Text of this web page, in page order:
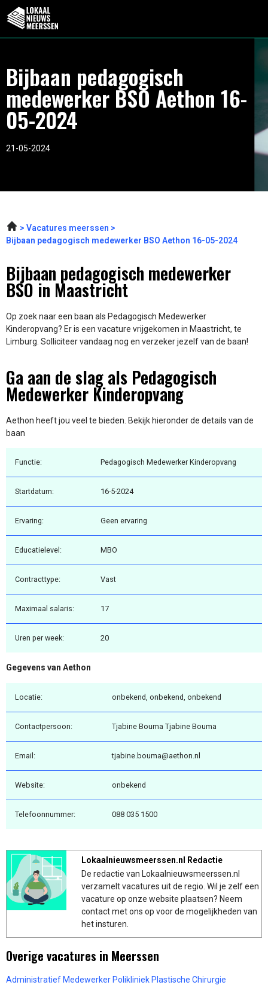
Bijbaan pedagogisch
medewerker BSO Aethon 16-
05-2024
21-05-2024
Vacatures meerssen
Bijbaan pedagogisch medewerker BSO Aethon 16-05-2024
Bijbaan pedagogisch medewerker
BSO in Maastricht
Op zoek naar een baan als Pedagogisch Medewerker
Kinderopvang? Er is een vacature vrijgekomen in Maastricht, te
Limburg. Solliciteer vandaag nog en verzeker jezelf van de baan!
Ga aan de slag als Pedagogisch
Medewerker Kinderopvang
Aethon heeft jou veel te bieden. Bekijk hieronder de details van de
baan
Functie: Pedagogisch Medewerker Kinderopvang
Startdatum: 16-5-2024
Ervaring: Geen ervaring
Educatielevel: MBO
Contracttype: Vast
Maximaal salaris: 17
Uren per week: 20
Gegevens van Aethon
Locatie: onbekend, onbekend, onbekend
Contactpersoon: Tjabine Bouma Tjabine Bouma
Email: tjabine.bouma@aethon.nl
Website: onbekend
Telefoonnummer: 088 035 1500
Lokaalnieuwsmeerssen.nl Redactie
De redactie van Lokaalnieuwsmeerssen.nl
verzamelt vacatures uit de regio. Wil je zelf een
vacature op onze website plaatsen? Neem
contact met ons op voor de mogelijkheden van
het insturen.
Overige vacatures in Meerssen
Administratief Medewerker Polikliniek Plastische Chirurgie